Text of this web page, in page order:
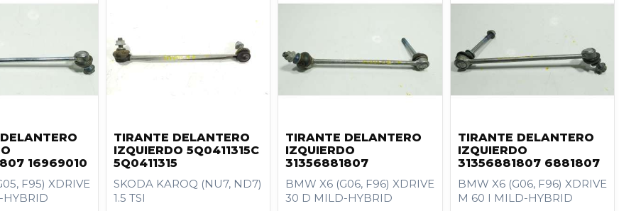
16969010
F95) XDRIVE
TIRANTE DELANTERO
IZQUIERDO 5Q0411315C
5Q0411315
SKODA KAROQ (NU7, ND7)
1.5 TSI
TIRANTE DELANTERO
IZQUIERDO
31356881807
BMW X6 (G06, F96) XDRIVE
30 D MILD-HYBRID
TIRANTE DELANTERO
IZQUIERDO
31356881807 6881807
BMW X6 (G06, F96) XDRIVE
M 60 I MILD-HYBRID